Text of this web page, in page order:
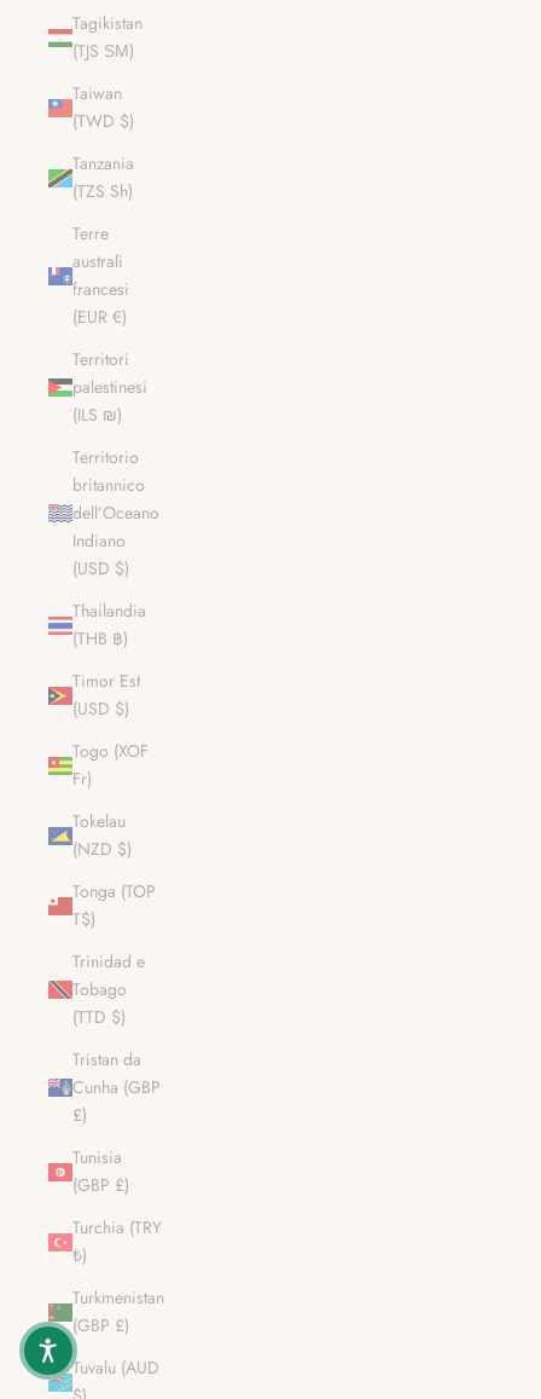
Tagikistan
(TJS ЅМ)
Taiwan
(TWD $)
Tanzania
(TZS Sh)
Terre
australi
francesi
(EUR €)
Territori
palestinesi
(ILS ₪)
Territorio
britannico
dell’Oceano
Indiano
(USD $)
Thailandia
(THB ฿)
Timor Est
(USD $)
Togo (XOF
Fr)
Tokelau
(NZD $)
Tonga (TOP
T$)
Trinidad e
Tobago
(TTD $)
Tristan da
Cunha (GBP
£)
Tunisia
(GBP £)
Turchia (TRY
₺)
Turkmenistan
(GBP £)
Tuvalu (AUD